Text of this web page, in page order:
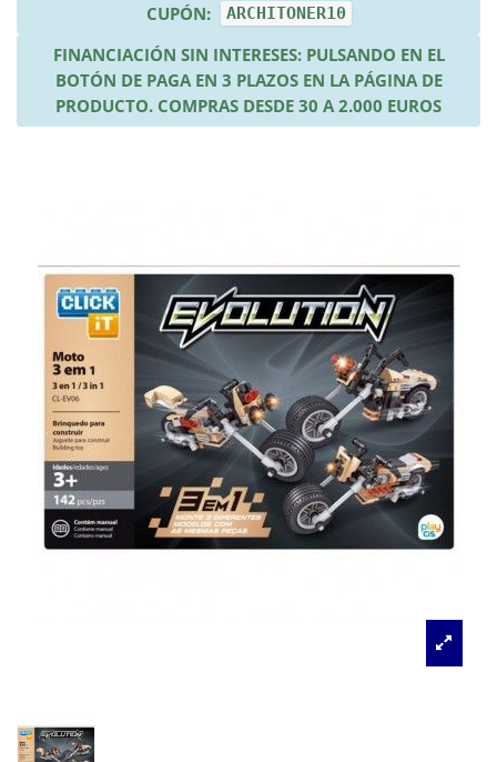
CUPÓN:
ARCHITONER10
FINANCIACIÓN SIN INTERESES: PULSANDO EN EL
BOTÓN DE PAGA EN 3 PLAZOS EN LA PÁGINA DE
PRODUCTO. COMPRAS DESDE 30 A 2.000 EUROS